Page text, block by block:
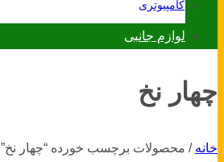
کامپیوتری
لوازم جانبی
چهار نخ
خانه / محصولات برچسب خورده “چهار نخ”